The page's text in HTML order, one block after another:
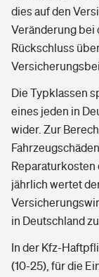
dies auf den
Veränderung bei
Rückschluss
Die Typklassen
eines jeden in
wider. Zur
Reparaturkosten
jährlich wertet
in Deutschland
In der Kfz-
(10-25), für die